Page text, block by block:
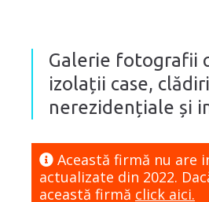
Galerie fotografii
izolații case, clădiri
nerezidențiale și
Această firmă nu are
actualizate din 2022.
această firmă click aici.